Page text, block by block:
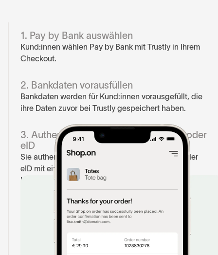
1. Pay by Bank auswählen
Kund:innen wählen Pay by Bank mit Trustly in Ihrem
Checkout.
2. Bankdaten vorausfüllen
Bankdaten werden für Kund:innen vorausgefüllt, die
ihre Daten zuvor bei Trustly gespeichert haben.
3. Authentifizierung per Banking-App oder
eID
Sie authentifizieren sich in ihrer Banking-App oder
eID mit einer einzigen starken
Kundenauthentifizierung (SCA), wodurch Betrug
reduziert wird, ohne den Checkout zu verlassen.
4. Zahlungsbestätigung
bezahlen doppelt so schnell wie gewöhnlich.